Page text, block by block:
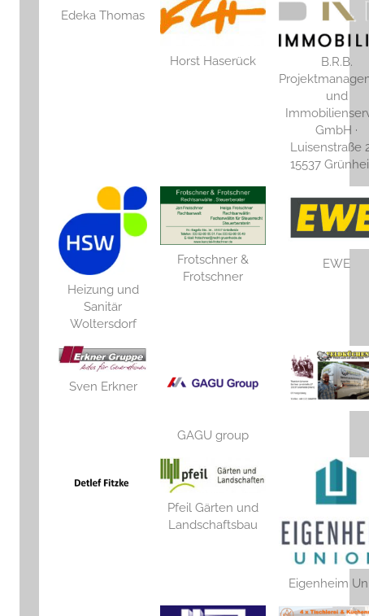
Edeka Thomas
Horst Haserück
B.R.B.
und
GmbH ·
Luisenstraße
15537
Heizung und
Sanitär
Woltersdorf
Frotschner &
Frotschner
EWE
Sven Erkner
GAGU group
Pfeil Gärten und
Landschaftsbau
Eigenheim